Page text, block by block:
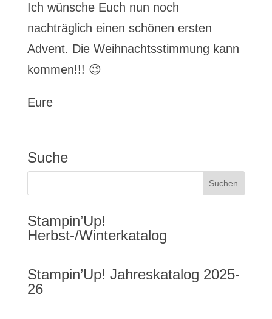
Ich wünsche Euch nun noch
nachträglich einen schönen ersten
Advent. Die Weihnachtsstimmung kann
kommen!!! 😉
Eure
Suche
Stampin’Up!
Herbst-/Winterkatalog
Stampin’Up! Jahreskatalog 2025-
26